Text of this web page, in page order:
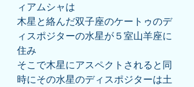
ィアムシャは
木星と絡んだ双子座のケートゥのデ
ィスポジターの水星が５室山羊座に
住み
そこで木星にアスペクトされると同
時にその水星のディスポジターは土